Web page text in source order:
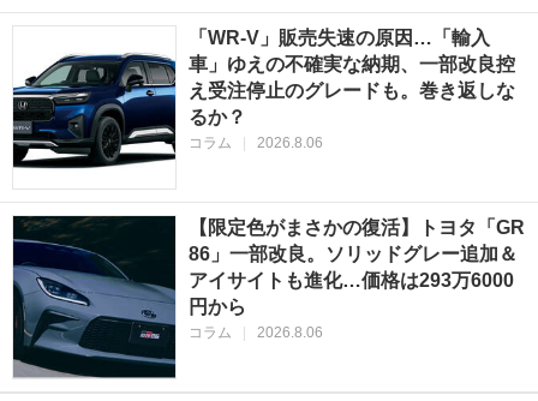
「WR-V」販売失速の原因…「輸入
車」ゆえの不確実な納期、一部改良控
え受注停止のグレードも。巻き返しな
るか？
コラム 2026.8.06
【限定色がまさかの復活】トヨタ「GR
86」一部改良。ソリッドグレー追加＆
アイサイトも進化…価格は293万6000
円から
コラム 2026.8.06